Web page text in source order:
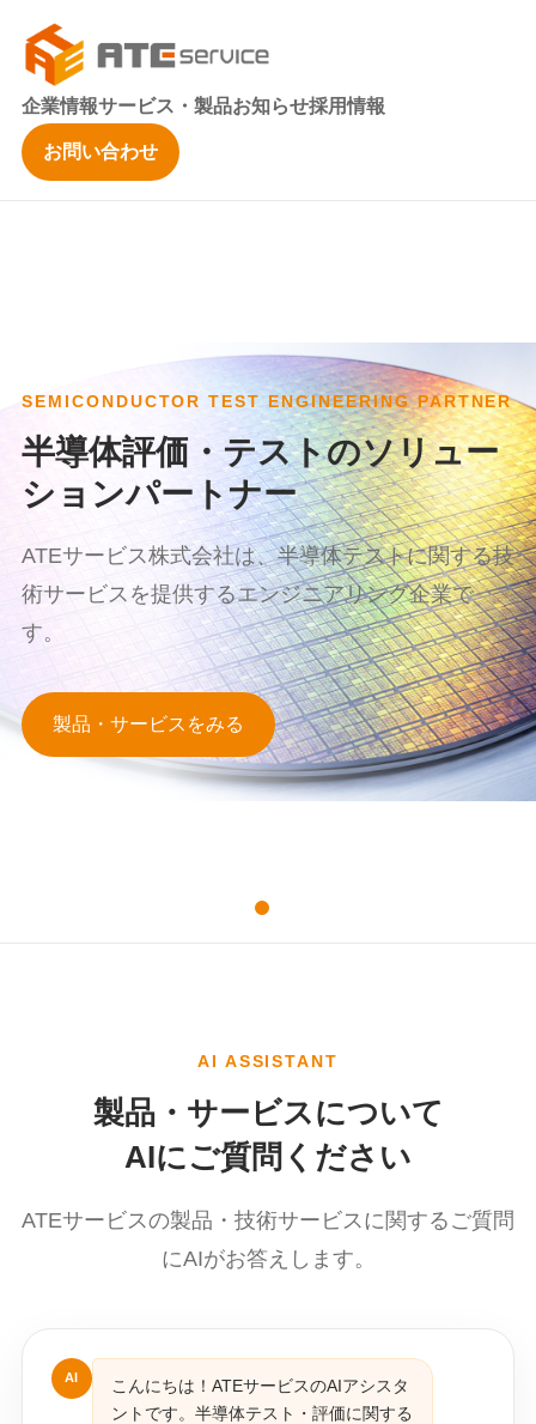
企業情報サービス・製品お知らせ採用情報
お問い合わせ
SEMICONDUCTOR TEST ENGINEERING PARTNER
半導体評価・テストのソリュー
ションパートナー
ATEサービス株式会社は、半導体テストに関する技
術サービスを提供するエンジニアリング企業で
す。
製品・サービスをみる
AI ASSISTANT
製品・サービスについて
AIにご質問ください
ATEサービスの製品・技術サービスに関するご質問
にAIがお答えします。
AI
こんにちは！ATEサービスのAIアシスタ
ントです。半導体テスト・評価に関する